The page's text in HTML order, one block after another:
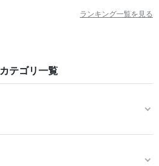
ランキング一覧を見る
カテゴリ一覧